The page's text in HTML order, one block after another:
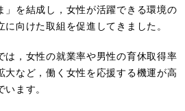
」を結成し，女性が活躍できる環境の
向けた取組を促進してきました。
は，女性の就業率や男性の育休取得率
大など，働く女性を応援する機運が高
ます。